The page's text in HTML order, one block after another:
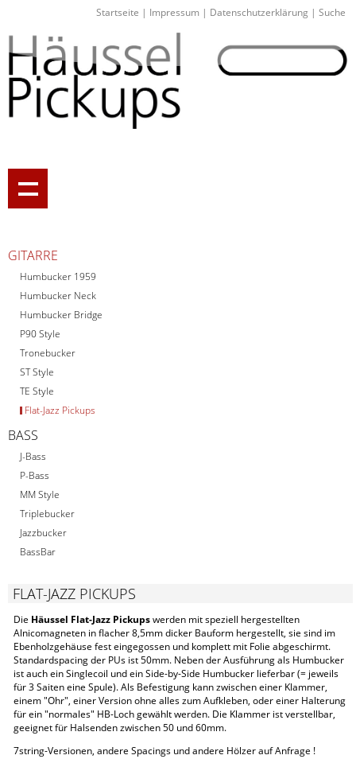
Startseite | Impressum | Datenschutzerklärung | Suche
GITARRE
Humbucker 1959
Humbucker Neck
Humbucker Bridge
P90 Style
Tronebucker
ST Style
TE Style
Flat-Jazz Pickups
BASS
J-Bass
P-Bass
MM Style
Triplebucker
Jazzbucker
BassBar
FLAT-JAZZ PICKUPS
Die Häussel Flat-Jazz Pickupswerden mit speziell hergestellten
Alnicomagneten in flacher 8,5mm dicker Bauform hergestellt, sie sind im
Ebenholzgehäuse fest eingegossen und komplett mit Folie abgeschirmt.
Standardspacing der PUs ist 50mm. Neben der Ausführung als Humbucker
ist auch ein Singlecoil und ein Side-by-Side Humbucker lieferbar (= jeweils
für 3 Saiten eine Spule). Als Befestigung kann zwischen einer Klammer,
einem "Ohr", einer Version ohne alles zum Aufkleben, oder einer Halterung
für ein "normales" HB-Loch gewählt werden. Die Klammer ist verstellbar,
geeignet für Halsenden zwischen 50 und 60mm.
7string-Versionen, andere Spacings und andere Hölzer auf Anfrage !